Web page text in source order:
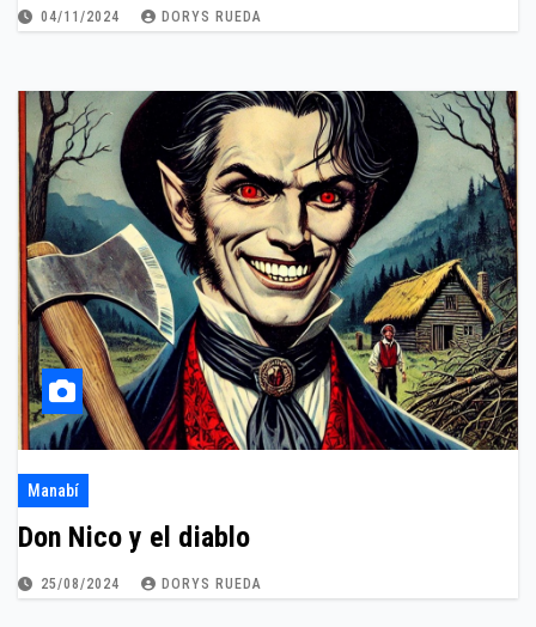
04/11/2024 DORYS RUEDA
Manabí
Don Nico y el diablo
25/08/2024 DORYS RUEDA